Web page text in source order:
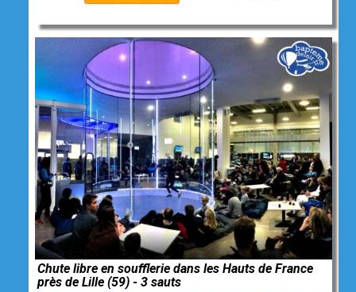
Chute libre en soufflerie dans les Hauts de France
près de Lille (59) - 3 sauts